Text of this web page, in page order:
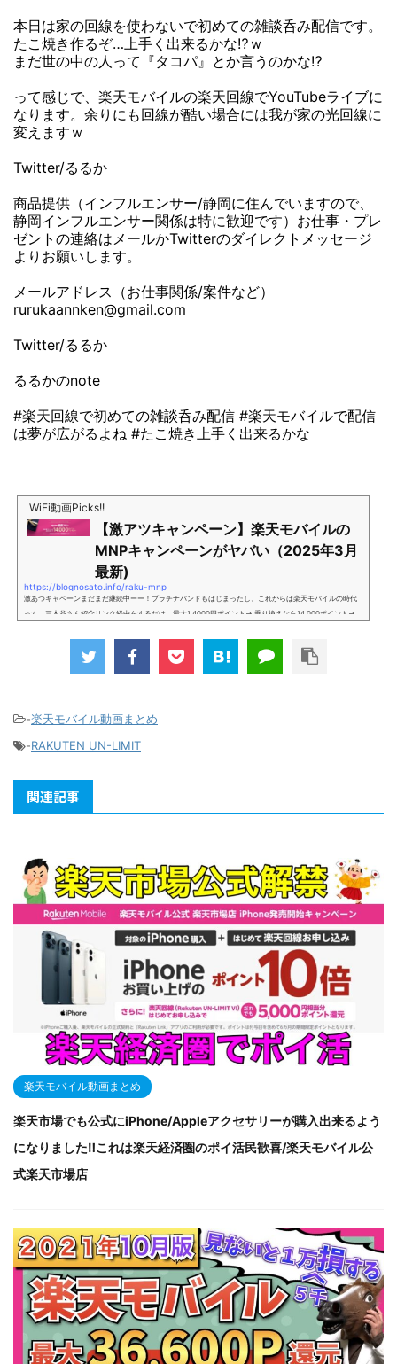
本日は家の回線を使わないで初めての雑談呑み配信です。
たこ焼き作るぞ…上手く出来るかな⁉ｗ
まだ世の中の人って『タコパ』とか言うのかな⁉
って感じで、楽天モバイルの楽天回線でYouTubeライブに
なります。余りにも回線が酷い場合には我が家の光回線に
変えますｗ
Twitter/るるか
商品提供（インフルエンサー/静岡に住んでいますので、
静岡インフルエンサー関係は特に歓迎です）お仕事・プレ
ゼントの連絡はメールかTwitterのダイレクトメッセージ
よりお願いします。
メールアドレス（お仕事関係/案件など）
rurukaannken@gmail.com
Twitter/るるか
るるかのnote
#楽天回線で初めての雑談呑み配信 #楽天モバイルで配信
は夢が広がるよね #たこ焼き上手く出来るかな
WiFi動画Picks!!
【激アツキャンペーン】楽天モバイルの
MNPキャンペーンがヤバい（2025年3月
最新)
https://blognosato.info/raku-mnp
激あつキャペーンまだまだ継続中ーー！プラチナバンドもはじまったし、これからは楽天モバイルの時代
っす。三木谷さん紹介リンク経由をするだけ。最大1,4000円ポイント→ 乗り換えなら14,000ポイント→
け」とも思えるポイントばら撒きキャンペーンを発動してきました。■キャンペーン概要三木谷社長の特
別招待ページから楽天モバイ...
-楽天モバイル動画まとめ
-RAKUTEN UN-LIMIT
関連記事
楽天モバイル動画まとめ
楽天市場でも公式にiPhone/Appleアクセサリーが購入出来るよう
になりました‼これは楽天経済圏のポイ活民歓喜/楽天モバイル公
式楽天市場店